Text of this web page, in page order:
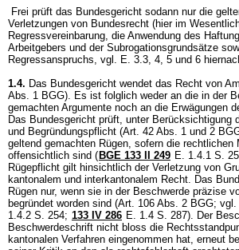
Frei prüft das Bundesgericht sodann nur die
Verletzungen von Bundesrecht (hier im
Regressvereinbarung, die Anwendung des
Arbeitgebers und der Subrogationsgrundsätze
Regressanspruchs, vgl. E. 3.3, 4, 5 und 6
1.4. Das Bundesgericht wendet das Recht von
Abs. 1 BGG). Es ist folglich weder an die in der
gemachten Argumente noch an die Erwägungen
Das Bundesgericht prüft, unter Berücksichtigung
und Begründungspflicht (Art. 42 Abs. 1 und 2
geltend gemachten Rügen, sofern die rechtlichen
offensichtlich sind ( BGE 133 II 249 E. 1.4.1 S.
Rügepflicht gilt hinsichtlich der Verletzung von
kantonalem und interkantonalem Recht. Das
Rügen nur, wenn sie in der Beschwerde präzise
begründet worden sind (Art. 106 Abs. 2 BGG; vgl.
1.4.2 S. 254; 133 IV 286 E. 1.4 S. 287). Der
Beschwerdeschrift nicht bloss die
kantonalen Verfahren eingenommen hat, erneut